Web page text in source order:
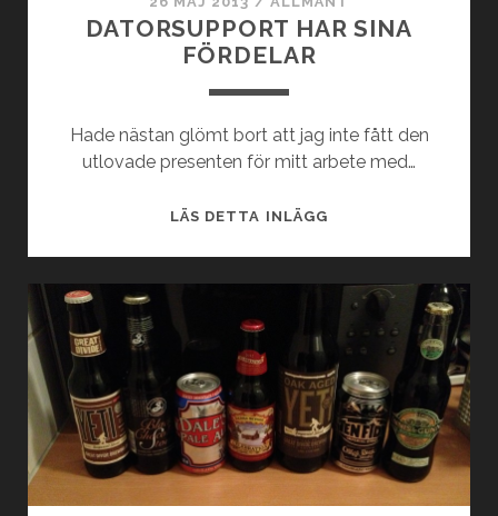
DATORSUPPORT HAR SINA
FÖRDELAR
Hade nästan glömt bort att jag inte fått den
utlovade presenten för mitt arbete med…
LÄS DETTA INLÄGGDATORSUPPORT
FÖRDELAR